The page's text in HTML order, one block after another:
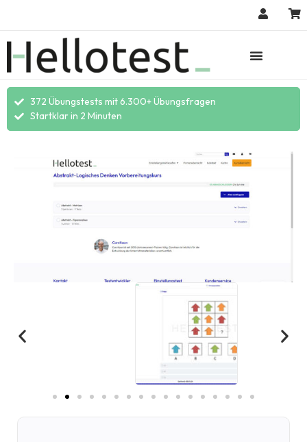
372 Übungstests mit 6.300+ Übungsfragen
Startklar in 2 Minuten